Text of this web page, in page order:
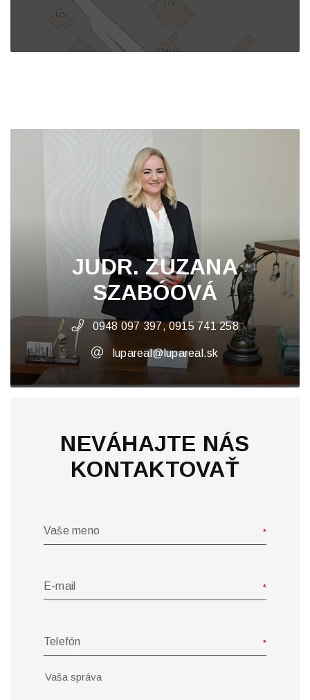
JUDR. ZUZANA
SZABÓOVÁ
0948 097 397, 0915 741 258
lupareal@lupareal.sk
NEVÁHAJTE NÁS
KONTAKTOVAŤ
Vaše meno
E-mail
Telefón